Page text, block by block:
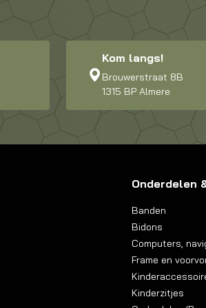
Kom langs!
Brouwerstraat 8B
1315 BP Almere
Onderdelen
Banden
Bidons
Computers,
Frame en
Kinderzitjes